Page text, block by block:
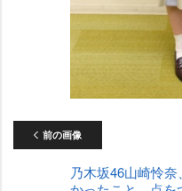
前の画像
乃木坂46山崎怜